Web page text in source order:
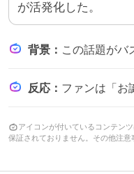
が活発化した。
背景 ： この話題がバズっている理由は、北原実咲さんの誕生日が6月5日であり、所属グループ『ナナニジ』のファンが毎年盛
反応 ： ファンは「お誕生日おめでとう！」や「みさきち、かっこいいしかわいい！」と歓声を上げ、「バースデーSHOWROOM楽しみです」「最
アイコンが付いているコンテン
保証されておりません。その他注意